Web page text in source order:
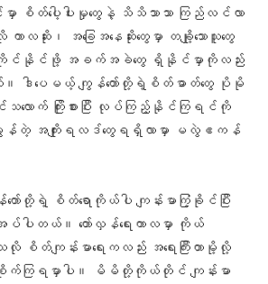
စိတ်ပေါ့ပါးမှုတွေနဲ့ သိသိသာသာ ကြည်လင်လာ
ဆိုး၊ အခြေအနေဆိုးတွေမှာ တချို့သောသူတွေ
နိုင်ဖို့ အခက်အခဲတွေ ရှိနိုင်မှာကိုလည်း
ယ်။ ဒါပေမယ့် ကျွန်တော်တို့ရဲ့စိတ်ဓာတ်တွေ ပိုမို
လောက် ကြိုးစားပြီး လုပ်ကြည့်နိုင်ကြရင်ကို
န်တဲ့ အကျိုးရလဒ်တွေရရှိလာမှာ မလွဲဧကန်
ာ်တို့ရဲ့ စိတ်ရောကိုယ်ပါ ကျန်းမာကြံ့ခိုင်ပြီး
ါတယ်။ တော်လှန်ရေးကာလမှာ ကိုယ်
းသလို စိတ်ကျန်းမာရေးကလည်း အရေးကြီးတာမို့လို့
ြရမှာပါ။ မိမိတို့ကိုယ်တိုင် ကျန်းမာ